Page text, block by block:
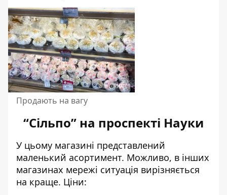
Продають на вагу
“Сільпо” на проспекті Науки
У цьому магазині представлений
маленький асортимент. Можливо, в інших
магазинах мережі ситуація вирізняється
на краще. Ціни: